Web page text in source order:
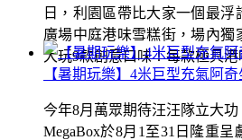
日，利園區帶比大家一個最
廣場中庭港味雪糕街，場內獨
大玩9款創意口味！每款極具
【暑期玩樂】4米巨型充氣阿
今年8月萬眾期待汪汪隊立大功
MegaBox於8月1至31日隆重